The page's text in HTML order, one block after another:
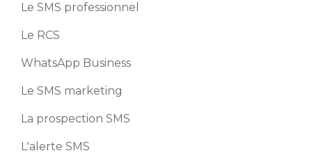
Le SMS professionnel
Le RCS
WhatsApp Business
Le SMS marketing
La prospection SMS
L'alerte SMS